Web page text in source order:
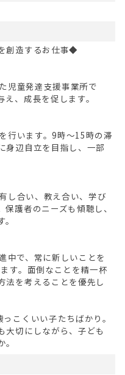
創造するお仕事◆
児童発達支援事業所で
、成長を促します。
行います。9時～15時の滞
身辺自立を目指し、一部
し合い、教え合い、学び
護者のニーズも傾聴し、
中で、常に新しいことを
す。面倒なことを精一杯
法を考えることを優先し
こくいい子たちばかり。
大切にしながら、子ども